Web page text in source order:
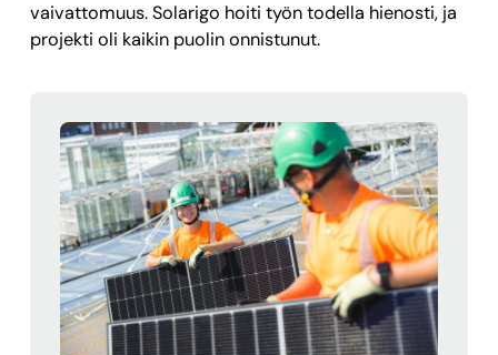
vaivattomuus. Solarigo hoiti työn todella hienosti, ja
projekti oli kaikin puolin onnistunut.